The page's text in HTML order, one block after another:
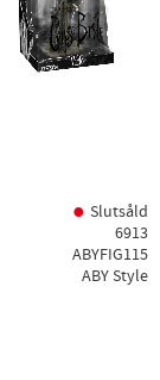
Slutsåld
6913
ABYFIG115
ABY Style